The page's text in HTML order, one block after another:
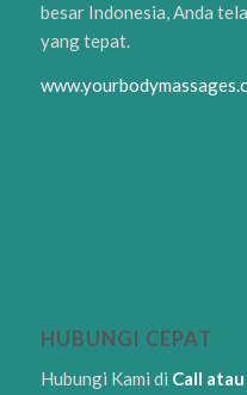
besar Indonesia, Anda
yang tepat.
HUBUNGI CEPAT
Hubungi Kami di Call